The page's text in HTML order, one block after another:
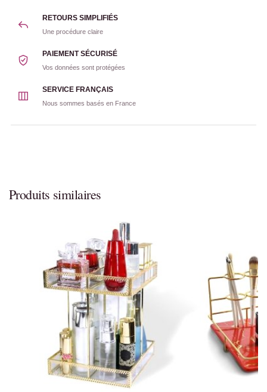
RETOURS SIMPLIFIÉS
Une procédure claire
PAIEMENT SÉCURISÉ
Vos données sont protégées
SERVICE FRANÇAIS
Nous sommes basés en France
Produits similaires